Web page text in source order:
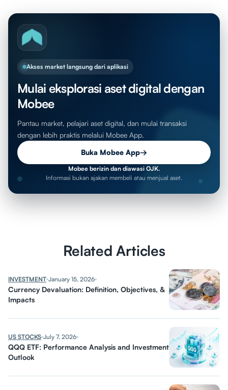
Akses market langsung dari aplikasi
Mulai eksplorasi aset digital dengan
Mobee
Pantau market, pelajari aset digital, dan mulai transaksi
dengan lebih praktis melalui Mobee App.
Buka Mobee App→
Mobee berizin dan diawasi OJK.
Informasi bukan ajakan membeli atau menjual aset.
Related Articles
INVESTMENT January 15, 2026
Currency Devaluation: Definition, Objectives, &
Impacts
US STOCKS July 7, 2026
QQQ ETF: Performance Analysis and Investment
Outlook